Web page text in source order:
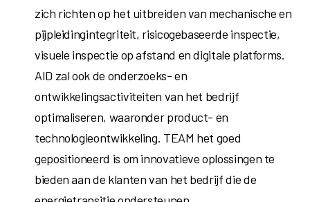
zich richten op het uitbreiden van mechanische en
pijpleidingintegriteit, risicogebaseerde inspectie,
visuele inspectie op afstand en digitale platforms.
AID zal ook de onderzoeks- en
ontwikkelingsactiviteiten van het bedrijf
optimaliseren, waaronder product- en
technologieontwikkeling. TEAM het goed
gepositioneerd is om innovatieve oplossingen te
bieden aan de klanten van het bedrijf die de